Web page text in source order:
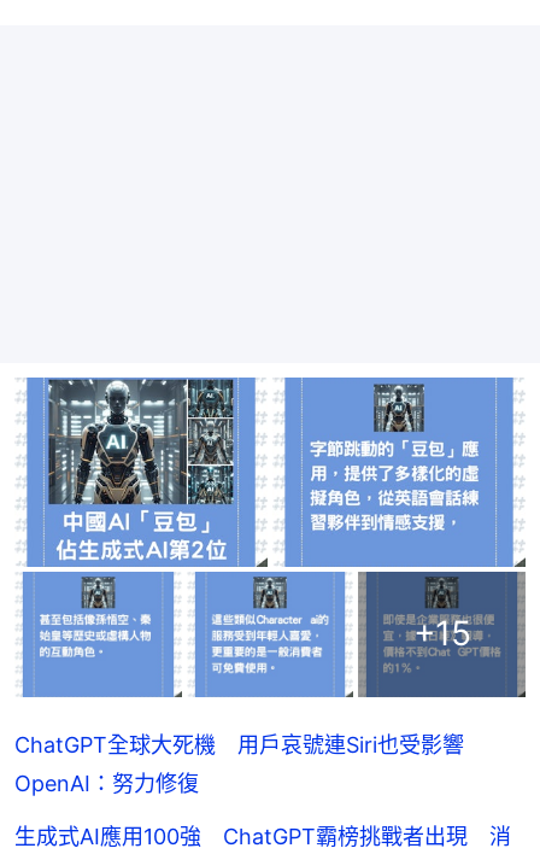
+15
ChatGPT全球大死機 用戶哀號連Siri也受影響
OpenAI：努力修復
生成式AI應用100強 ChatGPT霸榜挑戰者出現 消